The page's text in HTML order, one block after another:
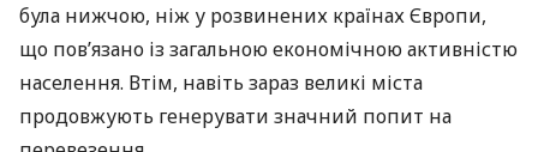
була нижчою, ніж у розвинених країнах Європи,
що пов’язано із загальною економічною активністю
населення. Втім, навіть зараз великі міста
продовжують генерувати значний попит на